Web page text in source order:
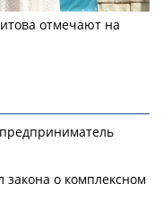
отмечают на
закона о комплексном